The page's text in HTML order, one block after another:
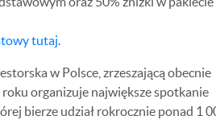
tutaj.
w Polsce, zrzeszającą obecnie
organizuje największe spotkanie
bierze udział rokrocznie ponad 1